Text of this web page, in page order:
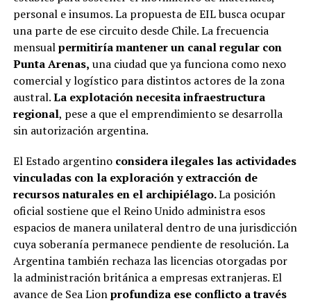
personal e insumos. La propuesta de EIL busca ocupar
una parte de ese circuito desde Chile. La frecuencia
mensualpermitiría mantener un canal regular con
Punta Arenas, una ciudad que ya funciona como nexo
comercial y logístico para distintos actores de la zona
austral.La explotación necesita infraestructura
regional, pese a que el emprendimiento se desarrolla
sin autorización argentina.
El Estado argentino considera ilegales las actividades
vinculadas con la exploración y extracción de
recursos naturales en el archipiélago.La posición
oficial sostiene que el Reino Unido administra esos
espacios de manera unilateral dentro de una jurisdicción
cuya soberanía permanece pendiente de resolución. La
Argentina también rechaza las licencias otorgadas por
la administración británica a empresas extranjeras. El
avance de Sea Lionprofundiza ese conflicto a través